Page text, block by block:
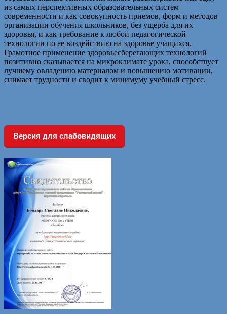
из самых перспективных образовательных систем
современности и как совокупность приемов, форм и методов
организации обучения школьников, без ущерба для их
здоровья, и как требование к любой педагогической
технологии по ее воздействию на здоровье учащихся.
Грамотное применение здоровьесберегающих технологий
позитивно сказывается на микроклимате урока, способствует
лучшему овладению материалом и повышению мотивации,
снимает трудности и сводит к минимуму учебный стресс.
Версия для слабовидящих